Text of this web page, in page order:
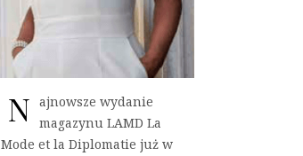
N ajnowsze wydanie
magazynu LAMD La
Mode et la Diplomatie już w